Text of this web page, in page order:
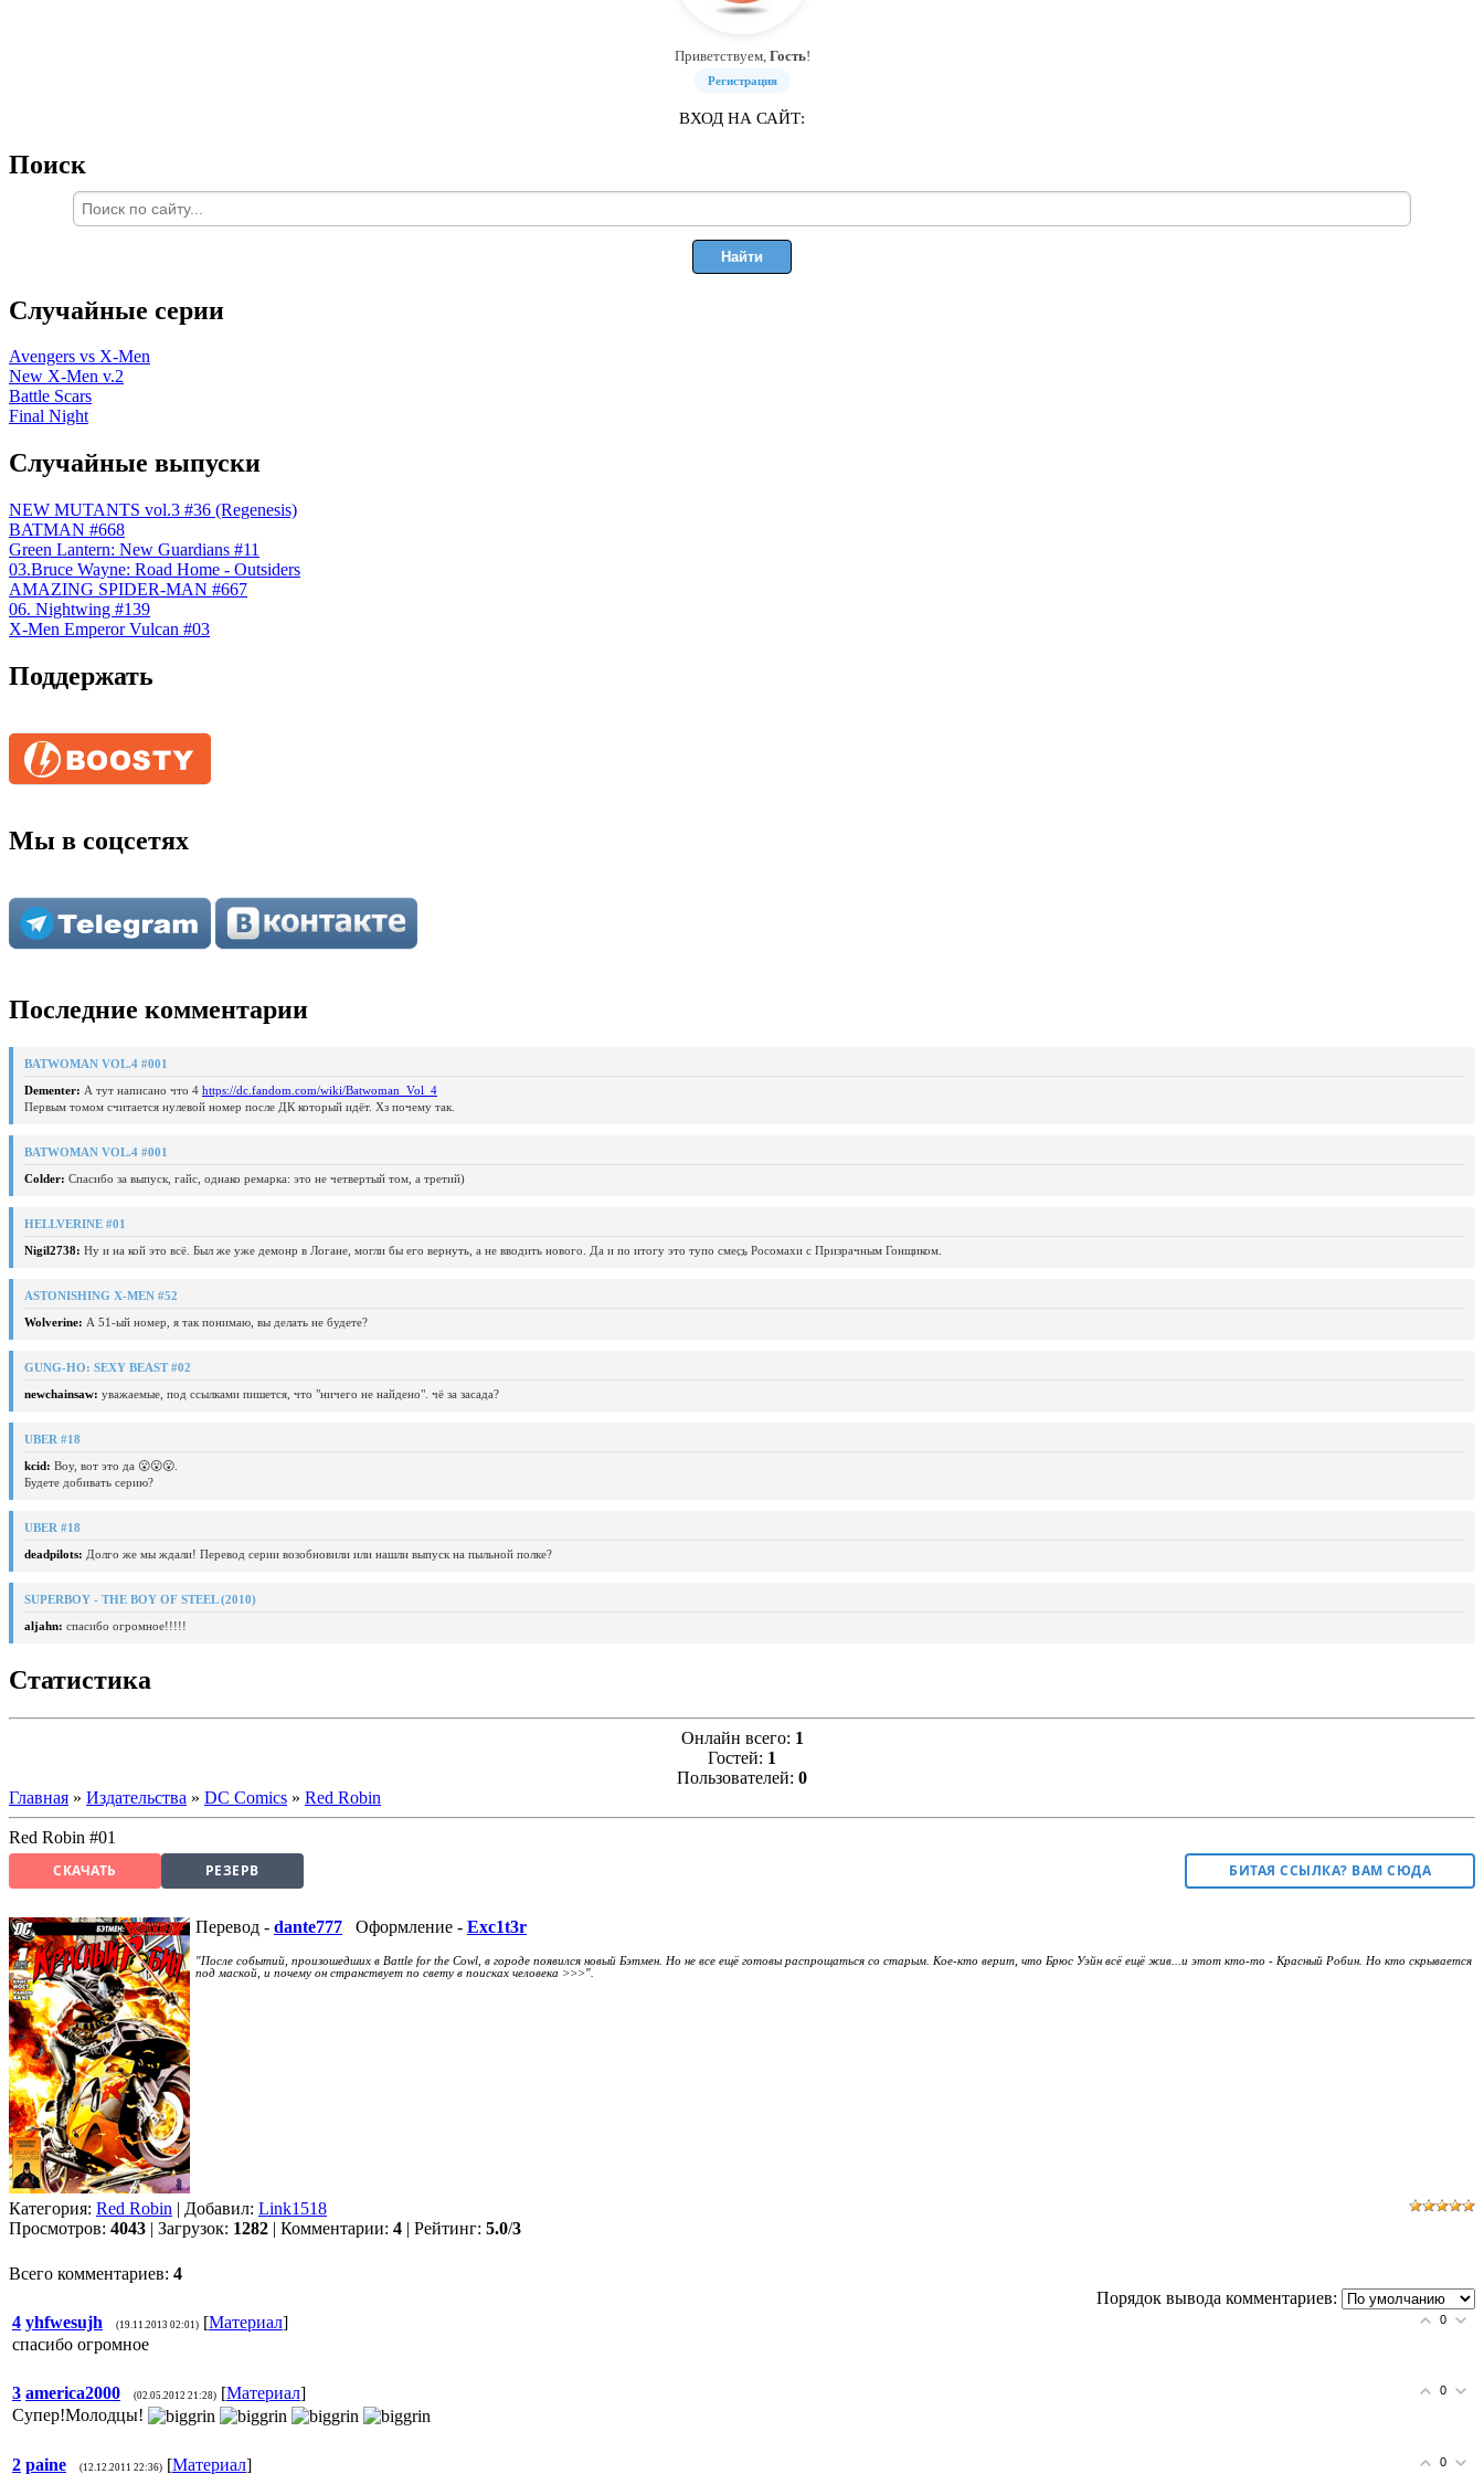
Приветствуем, Гость!
Регистрация
ВХОД НА САЙТ:
Поиск
Случайные серии
...
Avengers vs X-Men
...
New X-Men v.2
...
Battle Scars
...
Final Night
Случайные выпуски
...
NEW MUTANTS vol.3 #36 (Regenesis)
...
BATMAN #668
...
Green Lantern: New Guardians #11
...
03.Bruce Wayne: Road Home - Outsiders
...
AMAZING SPIDER-MAN #667
...
06. Nightwing #139
...
X-Men Emperor Vulcan #03
Поддержать
Мы в соцсетях
Последние комментарии
BATWOMAN VOL.4 #001
Dementer: А тут написано что 4 https://dc.fandom.com/wiki/Batwoman_Vol_4
Первым томом считается нулевой номер после ДК который идёт. Хз почему так.
BATWOMAN VOL.4 #001
Colder: Спасибо за выпуск, гайс, однако ремарка: это не четвертый том, а третий)
HELLVERINE #01
Nigil2738: Ну и на кой это всё. Был же уже демонр в Логане, могли бы его вернуть, а не вводить нового. Да и по итогу это тупо смесь Росомахи с Призрачным Гонщиком.
ASTONISHING X-MEN #52
Wolverine: А 51-ый номер, я так понимаю, вы делать не будете?
GUNG-HO: SEXY BEAST #02
newchainsaw: уважаемые, под ссылками пишется, что "ничего не найдено". чё за засада?
UBER #18
kcid: Воу, вот это да 😮😮😮.
Будете добивать серию?
UBER #18
deadpilots: Долго же мы ждали! Перевод серии возобновили или нашли выпуск на пыльной полке?
SUPERBOY - THE BOY OF STEEL (2010)
aljahn: спасибо огромное!!!!!
Статистика
Онлайн всего: 1
Гостей: 1
Пользователей: 0
Главная » Издательства » DC Comics » Red Robin
Red Robin #01
СКАЧАТЬ
РЕЗЕРВ БИТАЯ ССЫЛКА? ВАМ СЮДА
Перевод - dante777 Оформление - Exc1t3r
"После событий, произошедших в Battle for the Cowl, в городе появился новый Бэтмен. Но не все ещё готовы распрощаться со старым. Кое-кто верит, что Брюс Уэйн всё ещё жив...и этот кто-то - Красный Робин. Но кто скрывается
под маской, и почему он странствует по свету в поисках человека >>>".
Категория: Red Robin | Добавил: Link1518
Просмотров: 4043 | Загрузок: 1282 | Комментарии: 4 | Рейтинг: 5.0/3
Всего комментариев: 4
Порядок вывода комментариев:
0
4 yhfwesujh (19.11.2013 02:01) [Материал]
спасибо огромное
0
3 america2000 (02.05.2012 21:28) [Материал]
Супер!Молодцы!
0
2 paine (12.12.2011 22:36) [Материал]